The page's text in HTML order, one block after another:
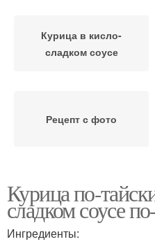
Курица в кисло-
сладком соусе
Рецепт с фото
Рецепт с соевым
соусом
Курица по-
сладком соусе
Ингредиенты: